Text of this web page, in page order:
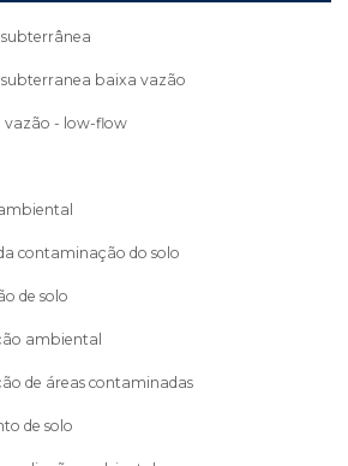
baixa vazão
vazão - low-flow
contaminação do solo
de solo
ambiental
de áreas contaminadas
de solo